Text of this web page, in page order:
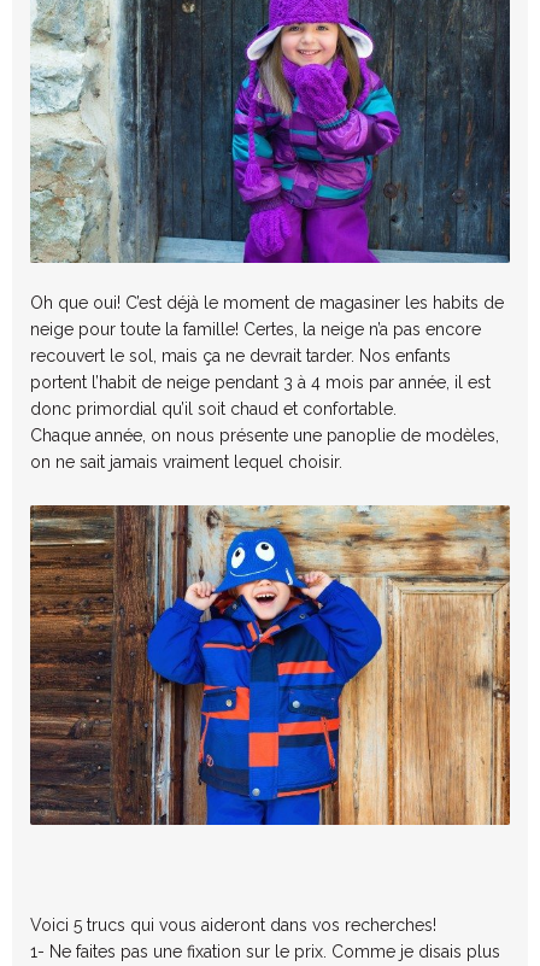
Oh que oui! C’est déjà le moment de magasiner les habits de
neige pour toute la famille! Certes, la neige n’a pas encore
recouvert le sol, mais ça ne devrait tarder. Nos enfants
portent l’habit de neige pendant 3 à 4 mois par année, il est
donc primordial qu’il soit chaud et confortable.
Chaque année, on nous présente une panoplie de modèles,
on ne sait jamais vraiment lequel choisir.
Voici 5 trucs qui vous aideront dans vos recherches!
1- Ne faites pas une fixation sur le prix. Comme je disais plus